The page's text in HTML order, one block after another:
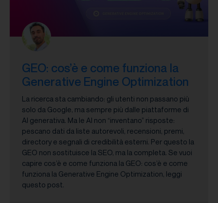
GEO: cos’è e come funziona la
Generative Engine Optimization
La ricerca sta cambiando: gli utenti non passano più
solo da Google, ma sempre più dalle piattaforme di
AI generativa. Ma le AI non “inventano” risposte:
pescano dati da liste autorevoli, recensioni, premi,
directory e segnali di credibilità esterni. Per questo la
GEO non sostituisce la SEO, ma la completa. Se vuoi
capire cos’è e come funziona la GEO: cos’è e come
funziona la Generative Engine Optimization, leggi
questo post.